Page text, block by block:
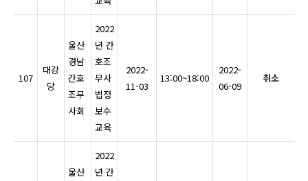
107
대강
당
울산
경남
간호
조무
사회
2022
년 간
호조
무사
법정
보수
교육
2022-
11-03
13:00~18:00
2022-
06-09
취소
울산
2022
년 간